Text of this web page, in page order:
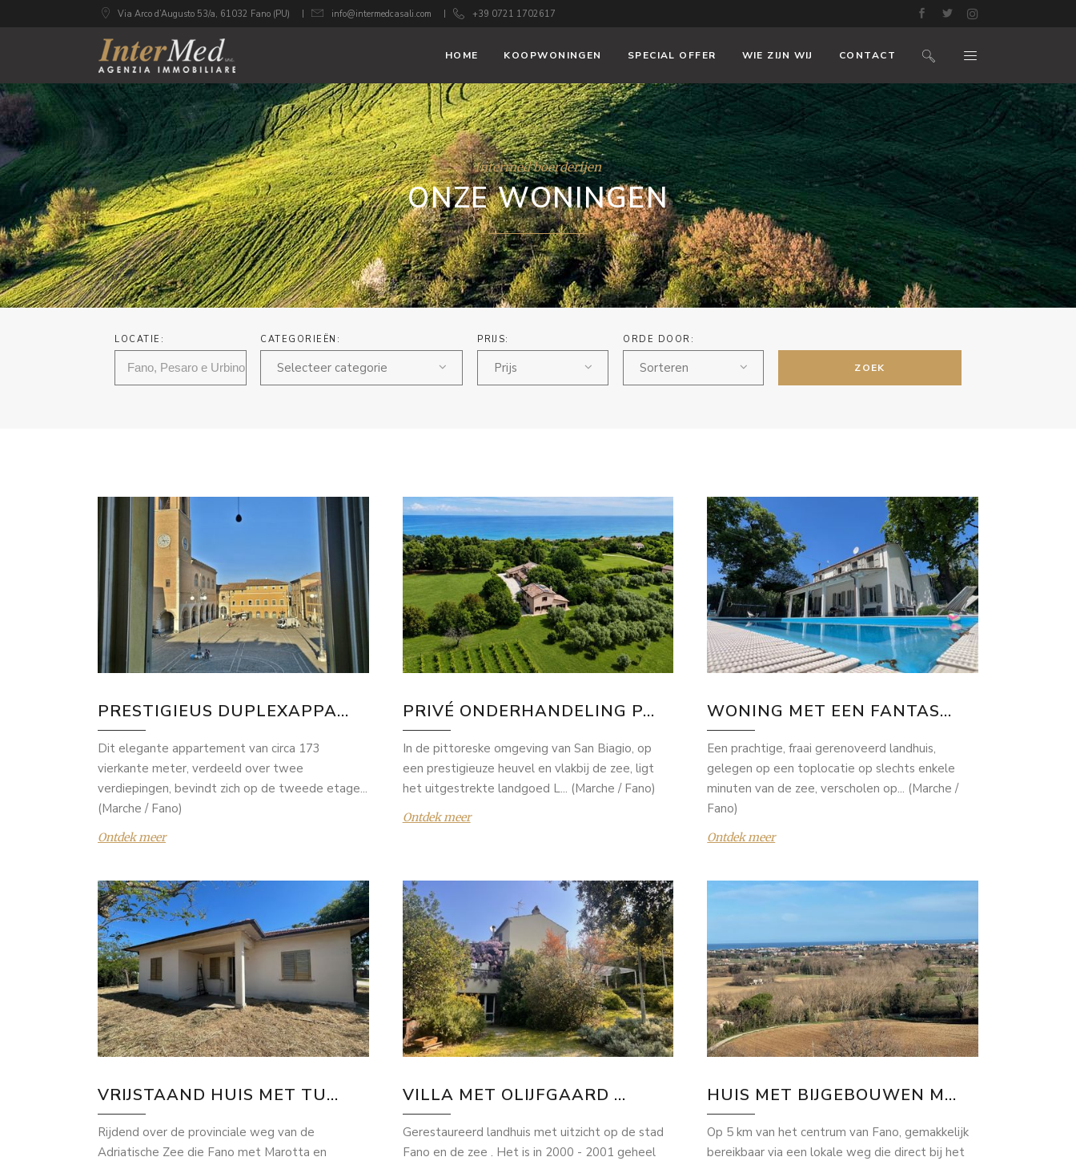
Via Arco d’Augusto 53/a, 61032 Fano (PU) info@intermedcasali.com +39 0721 1702617
HOME KOOPWONINGEN SPECIAL OFFER WIE ZIJN WIJ CONTACT
Intermed boerderijen
ONZE WONINGEN
LOCATIE: CATEGORIEËN:
Selecteer categorie
PRIJS:
Prijs
ORDE DOOR:
Sorteren ZOEK
PRESTIGIEUS DUPLEXAPPA...
Dit elegante appartement van circa 173
vierkante meter, verdeeld over twee
verdiepingen, bevindt zich op de tweede etage...
(Marche / Fano)
Ontdek meer
PRIVÉ ONDERHANDELING P...
In de pittoreske omgeving van San Biagio, op
een prestigieuze heuvel en vlakbij de zee, ligt
het uitgestrekte landgoed L... (Marche / Fano)
Ontdek meer
WONING MET EEN FANTAS...
Een prachtige, fraai gerenoveerd landhuis,
gelegen op een toplocatie op slechts enkele
minuten van de zee, verscholen op... (Marche /
Fano)
Ontdek meer
VRIJSTAAND HUIS MET TU...
Rijdend over de provinciale weg van de
Adriatische Zee die Fano met Marotta en
VILLA MET OLIJFGAARD ...
Gerestaureerd landhuis met uitzicht op de stad
Fano en de zee . Het is in 2000 - 2001 geheel
HUIS MET BIJGEBOUWEN M...
Op 5 km van het centrum van Fano, gemakkelijk
bereikbaar via een lokale weg die direct bij het